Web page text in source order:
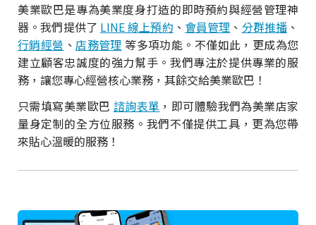
美業歐巴是專為美業度身打造的即時預約與經營管理神
器。我們提供了 LINE 線上預約 、 會員管理 、 分群推播 、
行銷經營 、店務管理 等多項功能。不僅如此，更成為您
建立顧客忠誠度的強力幫手。我們專注於提供專業的服
務，讓您專心經營核心業務，其餘交給美業歐巴！
只需填寫美業歐巴 諮詢表單 ，即可體驗我們為美業店家
量身定制的全方位服務。我們不僅提供工具，更為您帶
來貼心溫暖的服務！